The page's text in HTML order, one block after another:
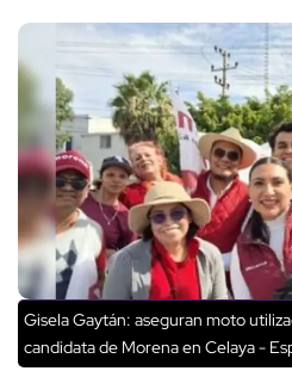
Gisela Gaytán: aseguran moto
candidata de Morena en Celaya -